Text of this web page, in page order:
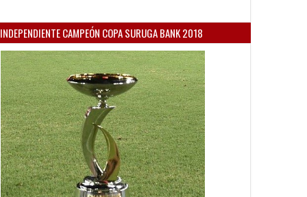
INDEPENDIENTE CAMPEÓN COPA SURUGA BANK 2018